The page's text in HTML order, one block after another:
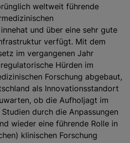
weltweit führende
und über eine sehr gute
verfügt. Mit dem
im vergangenen Jahr
Hürden im
Forschung abgebaut,
als Innovationsstandort
ob die Aufholjagt im
durch die Anpassungen
wieder eine führende Rolle in
klinischen Forschung